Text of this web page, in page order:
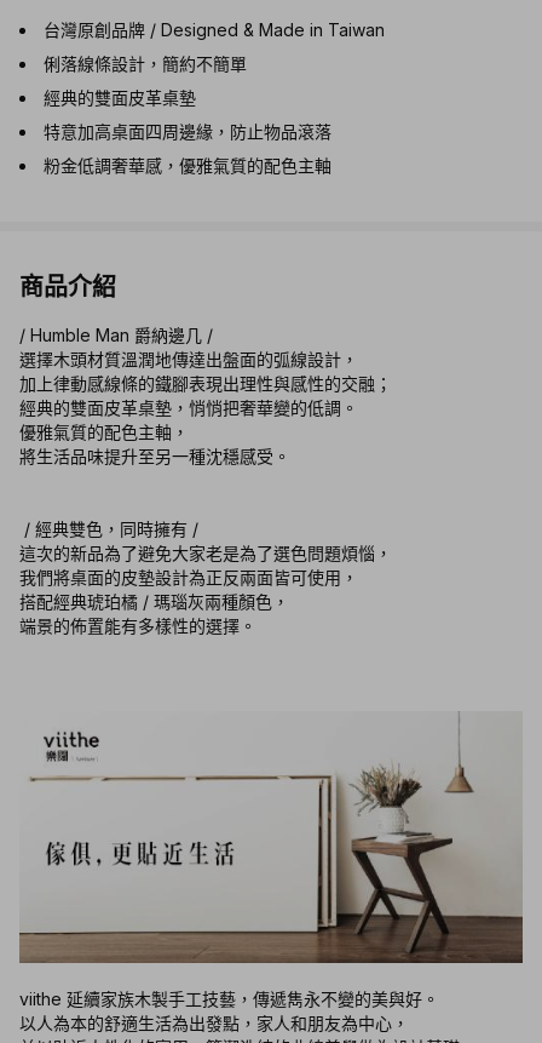
台灣原創品牌 / Designed & Made in Taiwan
俐落線條設計，簡約不簡單
經典的雙面皮革桌墊
特意加高桌面四周邊緣，防止物品滾落
粉金低調奢華感，優雅氣質的配色主軸
商品介紹
/ Humble Man 爵納邊几 /
選擇木頭材質溫潤地傳達出盤面的弧線設計，
加上律動感線條的鐵腳表現出理性與感性的交融；
經典的雙面皮革桌墊，悄悄把奢華變的低調。
優雅氣質的配色主軸，
將生活品味提升至另一種沈穩感受。
/ 經典雙色，同時擁有 /
這次的新品為了避免大家老是為了選色問題煩惱，
我們將桌面的皮墊設計為正反兩面皆可使用，
搭配經典琥珀橘 / 瑪瑙灰兩種顏色，
端景的佈置能有多樣性的選擇。
viithe 延續家族木製手工技藝，傳遞雋永不變的美與好。
以人為本的舒適生活為出發點，家人和朋友為中心，